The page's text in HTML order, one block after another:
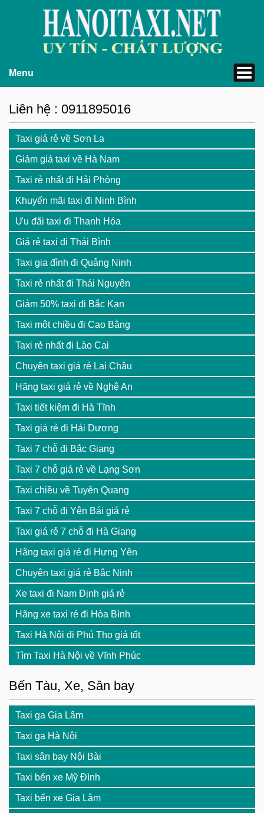
Menu
Liên hệ : 0911895016
Taxi giá rẻ về Sơn La
Giảm giá taxi về Hà Nam
Taxi rẻ nhất đi Hải Phòng
Khuyến mãi taxi đi Ninh Bình
Ưu đãi taxi đi Thanh Hóa
Giá rẻ taxi đi Thái Bình
Taxi gia đình đi Quảng Ninh
Taxi rẻ nhất đi Thái Nguyên
Giảm 50% taxi đi Bắc Kạn
Taxi một chiều đi Cao Bằng
Taxi rẻ nhất đi Lào Cai
Chuyên taxi giá rẻ Lai Châu
Hãng taxi giá rẻ về Nghệ An
Taxi tiết kiệm đi Hà Tĩnh
Taxi giá rẻ đi Hải Dương
Taxi 7 chỗ đi Bắc Giang
Taxi 7 chỗ giá rẻ về Lạng Sơn
Taxi chiều về Tuyên Quang
Taxi 7 chỗ đi Yên Bái giá rẻ
Taxi giá rẻ 7 chỗ đi Hà Giang
Hãng taxi giá rẻ đi Hưng Yên
Chuyên taxi giá rẻ Bắc Ninh
Xe taxi đi Nam Định giá rẻ
Hãng xe taxi rẻ đi Hòa Bình
Taxi Hà Nội đi Phú Thọ giá tốt
Tìm Taxi Hà Nội về Vĩnh Phúc
Bến Tàu, Xe, Sân bay
Taxi ga Gia Lâm
Taxi ga Hà Nội
Taxi sân bay Nội Bài
Taxi bến xe Mỹ Đình
Taxi bến xe Gia Lâm